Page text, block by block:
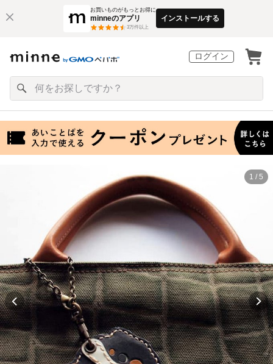
お買いものがもっとお得に
minneのアプリ
3万件以上
インストールする
ログイン
1 / 5